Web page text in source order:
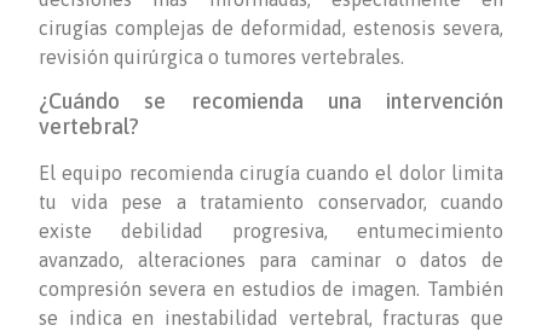
cirugías complejas de deformidad, estenosis severa,
revisión quirúrgica o tumores vertebrales.
¿Cuándo se recomienda una intervención
vertebral?
El equipo recomienda cirugía cuando el dolor limita
tu vida pese a tratamiento conservador, cuando
existe debilidad progresiva, entumecimiento
avanzado, alteraciones para caminar o datos de
compresión severa en estudios de imagen. También
se indica en inestabilidad vertebral, fracturas que